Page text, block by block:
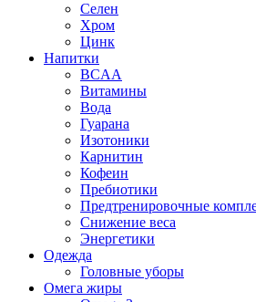
Селен
Хром
Цинк
Напитки
BCAA
Витамины
Вода
Гуарана
Изотоники
Карнитин
Кофеин
Пребиотики
Предтренировочные
Снижение веса
Энергетики
Одежда
Головные уборы
Омега жиры